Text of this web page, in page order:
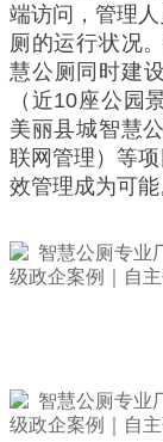
端访问，管理
厕的运行状况
慧公厕同时建
（近10座公园
美丽县城智慧
联网管理）等
效管理成为可能